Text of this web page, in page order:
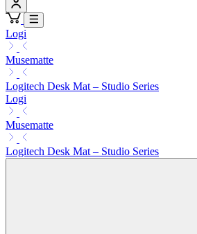
Logi
Musematte
Logitech Desk Mat – Studio Series
Logi
Musematte
Logitech Desk Mat – Studio Series